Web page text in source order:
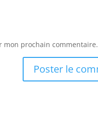
mon prochain commentaire.